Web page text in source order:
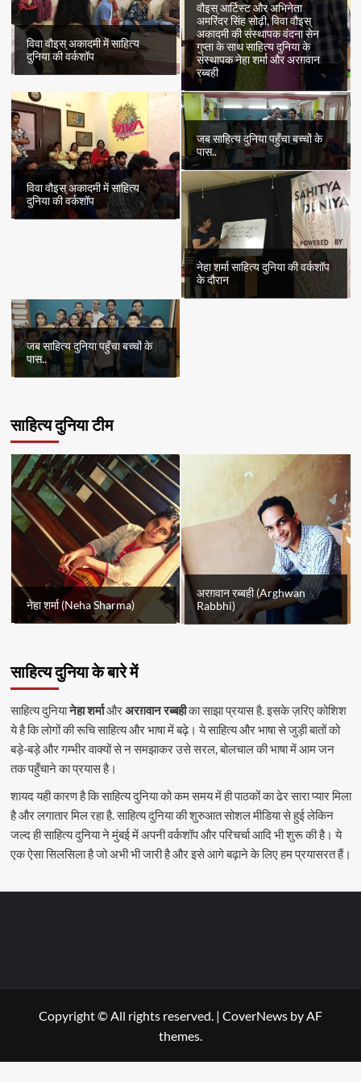
विवा वौइस् अकादमी में साहित्य
दुनिया की वर्कशॉप
वौइस् आर्टिस्ट और अभिनेता
अमरिंदर सिंह सोढ़ी, विवा वौइस्
अकादमी की संस्थापक वंदना सेन
गुप्ता के साथ साहित्य दुनिया के
संस्थापक नेहा शर्मा और अरग़वान
रब्बही
विवा वौइस् अकादमी में साहित्य
दुनिया की वर्कशॉप
जब साहित्य दुनिया पहुँचा बच्चों के
पास..
नेहा शर्मा साहित्य दुनिया की वर्कशॉप
के दौरान
जब साहित्य दुनिया पहुँचा बच्चों के
पास..
साहित्य दुनिया टीम
नेहा शर्मा (Neha Sharma)
अरग़वान रब्बही (Arghwan
Rabbhi)
साहित्य दुनिया के बारे में
साहित्य दुनियानेहा शर्माऔरअरग़वान रब्बहीका साझा प्रयास है. इसके ज़रिए कोशिश
ये है कि लोगों की रूचि साहित्य और भाषा में बढ़े। ये साहित्य और भाषा से जुड़ी बातों को
बड़े-बड़े और गम्भीर वाक्यों से न समझाकर उसे सरल, बोलचाल की भाषा में आम जन
तक पहुँचाने का प्रयास है।
शायद यही कारण है कि साहित्य दुनिया को कम समय में ही पाठकों का ढेर सारा प्यार मिला
है और लगातार मिल रहा है. साहित्य दुनिया की शुरुआत सोशल मीडिया से हुई लेकिन
जल्द ही साहित्य दुनिया ने मुंबई में अपनी वर्कशॉप और परिचर्चा आदि भी शुरू की है। ये
एक ऐसा सिलसिला है जो अभी भी जारी है और इसे आगे बढ़ाने के लिए हम प्रयासरत हैं।
Copyright © All rights reserved. | CoverNews by AF
themes.